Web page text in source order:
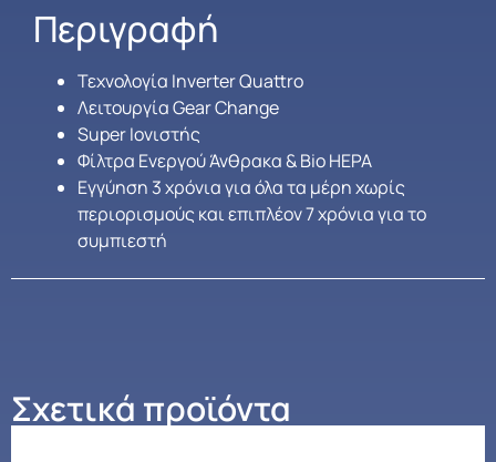
Περιγραφή
Τεχνολογία Inverter Quattro
Λειτουργία Gear Change
Super Ιονιστής
Φίλτρα Ενεργού Άνθρακα & Bio HEPA
Εγγύηση 3 χρόνια για όλα τα μέρη χωρίς
περιορισμούς και επιπλέον 7 χρόνια για το
συμπιεστή
Σχετικά προϊόντα